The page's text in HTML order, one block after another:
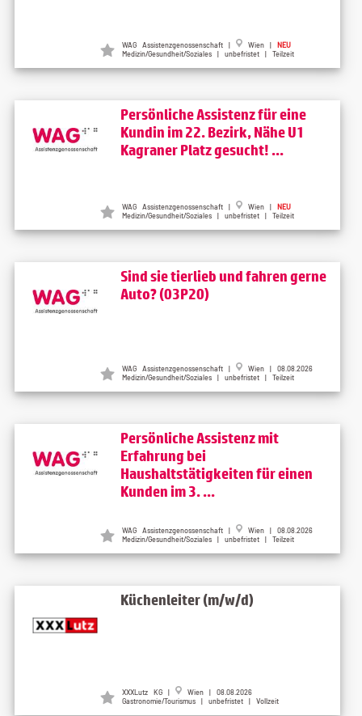
WAG Assistenzgenossenschaft | Wien | NEU
Medizin/Gesundheit/Soziales | unbefristet | Teilzeit
Persönliche Assistenz für eine
Kundin im 22. Bezirk, Nähe U1
Kagraner Platz gesucht! ...
WAG Assistenzgenossenschaft | Wien | NEU
Medizin/Gesundheit/Soziales | unbefristet | Teilzeit
Sind sie tierlieb und fahren gerne
Auto? (03P20)
WAG Assistenzgenossenschaft |
Wien | 08.08.2026
Medizin/Gesundheit/Soziales | unbefristet | Teilzeit
Persönliche Assistenz mit
Erfahrung bei
Haushaltstätigkeiten für einen
Kunden im 3. ...
WAG Assistenzgenossenschaft |
Wien | 08.08.2026
Medizin/Gesundheit/Soziales | unbefristet | Teilzeit
Küchenleiter (m/w/d)
XXXLutz KG |
Wien | 08.08.2026
Gastronomie/Tourismus | unbefristet | Vollzeit